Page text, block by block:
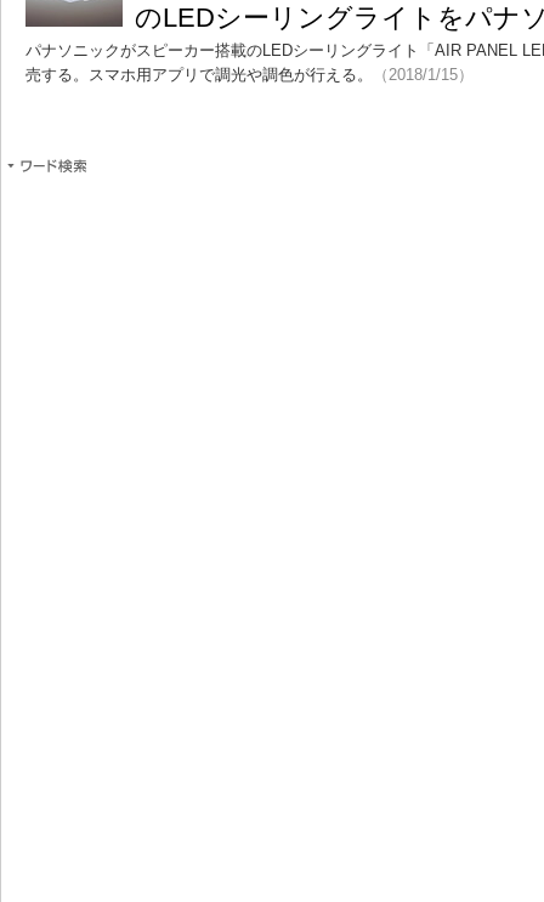
のLEDシーリングライトをパナ
パナソニックがスピーカー搭載のLEDシーリングライト「AIR PANEL
売する。スマホ用アプリで調光や調色が行える。
（2018/1/15）